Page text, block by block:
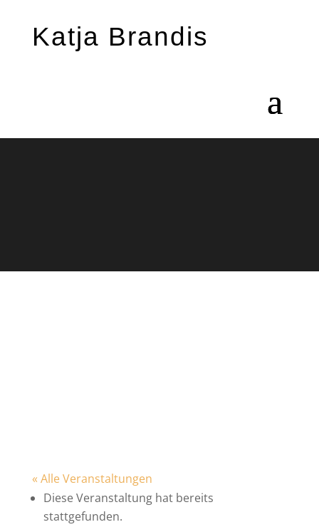
Katja Brandis
« Alle Veranstaltungen
Diese Veranstaltung hat bereits
stattgefunden.